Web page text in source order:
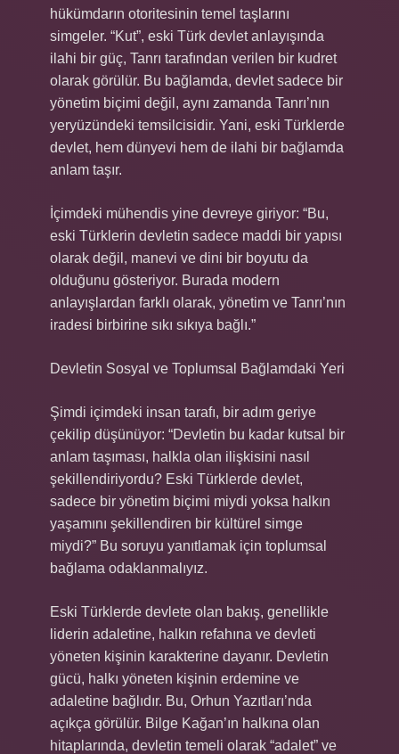
hükümdarın otoritesinin temel taşlarını
simgeler. “Kut”, eski Türk devlet anlayışında
ilahi bir güç, Tanrı tarafından verilen bir kudret
olarak görülür. Bu bağlamda, devlet sadece bir
yönetim biçimi değil, aynı zamanda Tanrı’nın
yeryüzündeki temsilcisidir. Yani, eski Türklerde
devlet, hem dünyevi hem de ilahi bir bağlamda
anlam taşır.
İçimdeki mühendis yine devreye giriyor: “Bu,
eski Türklerin devletin sadece maddi bir yapısı
olarak değil, manevi ve dini bir boyutu da
olduğunu gösteriyor. Burada modern
anlayışlardan farklı olarak, yönetim ve Tanrı’nın
iradesi birbirine sıkı sıkıya bağlı.”
Devletin Sosyal ve Toplumsal Bağlamdaki Yeri
Şimdi içimdeki insan tarafı, bir adım geriye
çekilip düşünüyor: “Devletin bu kadar kutsal bir
anlam taşıması, halkla olan ilişkisini nasıl
şekillendiriyordu? Eski Türklerde devlet,
sadece bir yönetim biçimi miydi yoksa halkın
yaşamını şekillendiren bir kültürel simge
miydi?” Bu soruyu yanıtlamak için toplumsal
bağlama odaklanmalıyız.
Eski Türklerde devlete olan bakış, genellikle
liderin adaletine, halkın refahına ve devleti
yöneten kişinin karakterine dayanır. Devletin
gücü, halkı yöneten kişinin erdemine ve
adaletine bağlıdır. Bu, Orhun Yazıtları’nda
açıkça görülür. Bilge Kağan’ın halkına olan
hitaplarında, devletin temeli olarak “adalet” ve